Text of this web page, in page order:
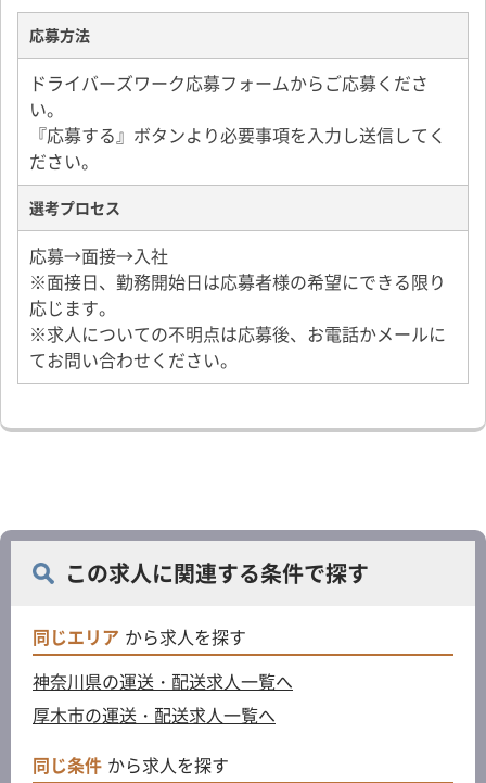
応募方法
ドライバーズワーク応募フォームからご応募くださ
い。
『応募する』ボタンより必要事項を入力し送信してく
ださい。
選考プロセス
応募→面接→入社
※面接日、勤務開始日は応募者様の希望にできる限り
応じます。
※求人についての不明点は応募後、お電話かメールに
てお問い合わせください。
この求人に関連する条件で探す
同じエリア から求人を探す
神奈川県の運送・配送求人一覧へ
厚木市の運送・配送求人一覧へ
同じ条件 から求人を探す